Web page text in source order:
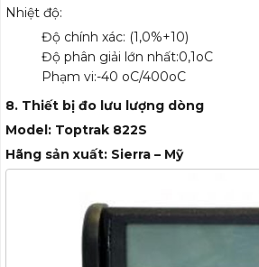
Nhiệt độ:
Độ chính xác: (1,0%+10)
Độ phân giải lớn nhất:0,1oC
Phạm vi:-40 oC/400oC
8. Thiết bị đo lưu lượng dòng
Model: Toptrak 822S
Hãng sản xuất: Sierra – Mỹ